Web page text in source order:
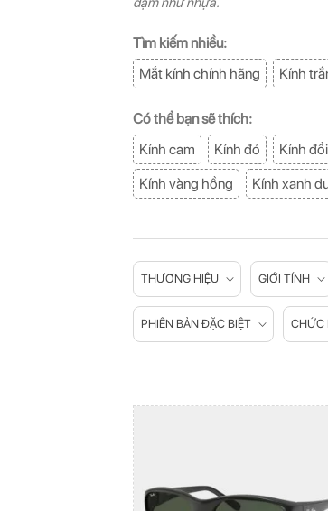
Tìm kiếm nhiều:
Mắt kính chính hãng
Kính
Có thể bạn sẽ thích:
Kính cam
Kính đỏ Kính
Kính vàng hồng
Kính xanh
THƯƠNG HIỆU GIỚI TÍNH
PHIÊN BẢN ĐẶC BIỆT CHỨC